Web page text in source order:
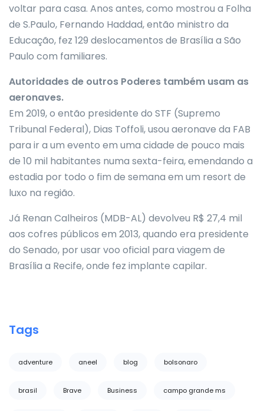
voltar para casa. Anos antes, como mostrou a Folha
de S.Paulo, Fernando Haddad, então ministro da
Educação, fez 129 deslocamentos de Brasília a São
Paulo com familiares.
Autoridades de outros Poderes também usam as
aeronaves.
Em 2019, o então presidente do STF (Supremo
Tribunal Federal), Dias Toffoli, usou aeronave da FAB
para ir a um evento em uma cidade de pouco mais
de 10 mil habitantes numa sexta-feira, emendando a
estadia por todo o fim de semana em um resort de
luxo na região.
Já Renan Calheiros (MDB-AL) devolveu R$ 27,4 mil
aos cofres públicos em 2013, quando era presidente
do Senado, por usar voo oficial para viagem de
Brasília a Recife, onde fez implante capilar.
Tags
adventure aneel blog bolsonaro
brasil Brave Business campo grande ms